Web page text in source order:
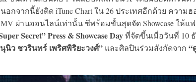
อกจากนี้ยังติด iTune Chart ใน 26 ประเทศอีกด้วย ควา
ผ่านออนไลน์เท่านั้น ซีพร้อมขั้นสุดจัด Showcase ให้แ
Secret” Press & Showcase Dayที่จัดขึ้นเมื่อวันที่ 10
นิว ชวรินทร์ เพริศพิริยะวงศ์” และศิลปินร่วมสังกัดจาก “